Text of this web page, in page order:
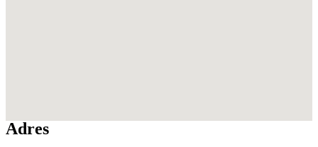
Adres